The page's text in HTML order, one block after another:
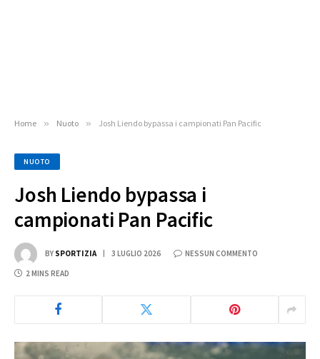
Home » Nuoto » Josh Liendo bypassa i campionati Pan Pacific
NUOTO
Josh Liendo bypassa i
campionati Pan Pacific
BY SPORTIZIA 3 LUGLIO 2026 NESSUN COMMENTO
2 MINS READ